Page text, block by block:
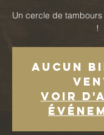
Un cercle de
!
Aucun
Voir